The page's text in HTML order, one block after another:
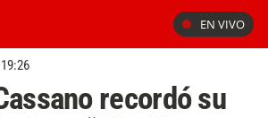
EN VIVO
recordó su